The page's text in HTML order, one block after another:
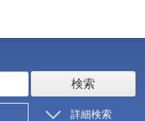
検索
詳細検索